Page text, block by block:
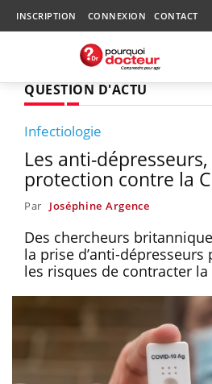
INSCRIPTION CONNEXION CONTACT
QUESTION D'ACTU
Infectiologie
Les anti-
protection contre la
Par Joséphine Argence
Des chercheurs
la prise d’anti-
les risques de contracter la